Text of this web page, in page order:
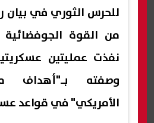
للحرس الثوري في
من القوة الجوفضائية
نفذت عمليتين
وصفته بـ"أهداف
الأمريكي" في قواعد